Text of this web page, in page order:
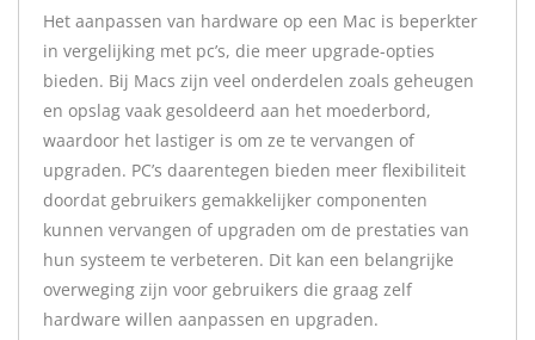
Het aanpassen van hardware op een Mac is beperkter
in vergelijking met pc’s, die meer upgrade-opties
bieden. Bij Macs zijn veel onderdelen zoals geheugen
en opslag vaak gesoldeerd aan het moederbord,
waardoor het lastiger is om ze te vervangen of
upgraden. PC’s daarentegen bieden meer flexibiliteit
doordat gebruikers gemakkelijker componenten
kunnen vervangen of upgraden om de prestaties van
hun systeem te verbeteren. Dit kan een belangrijke
overweging zijn voor gebruikers die graag zelf
hardware willen aanpassen en upgraden.